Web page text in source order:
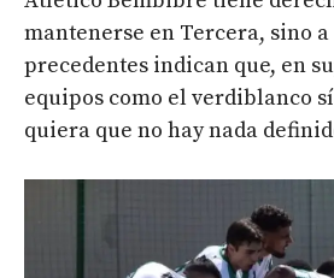
mantenerse en Tercera, sino a
precedentes indican que, en
equipos como el verdiblanco
quiera que no hay nada